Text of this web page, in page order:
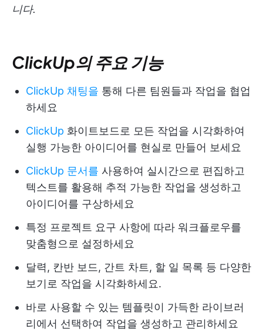
니다.
ClickUp의 주요 기능
ClickUp 채팅을 통해 다른 팀원들과 작업을 협업
하세요
ClickUp 화이트보드로 모든 작업을 시각화하여
실행 가능한 아이디어를 현실로 만들어 보세요
ClickUp 문서를 사용하여 실시간으로 편집하고
텍스트를 활용해 추적 가능한 작업을 생성하고
아이디어를 구상하세요
특정 프로젝트 요구 사항에 따라 워크플로우를
맞춤형으로 설정하세요
달력, 칸반 보드, 간트 차트, 할 일 목록 등 다양한
보기로 작업을 시각화하세요.
바로 사용할 수 있는 템플릿이 가득한 라이브러
리에서 선택하여 작업을 생성하고 관리하세요